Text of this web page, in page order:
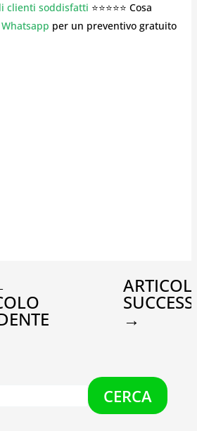
clienti soddisfatti ⭐⭐⭐⭐⭐ Cosa
Whatsapp per un preventivo gratuito
→
CERCA